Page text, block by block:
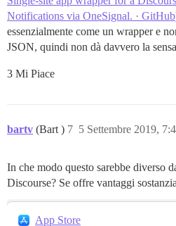
Notifications via OneSignal. · GitHub
essenzialmente come un wrapper e
JSON, quindi non dà davvero la
3 Mi Piace
bartv (Bart ) 5 Settembre 2019,
7
In che modo questo sarebbe diverso
Discourse? Se offre vantaggi
App Store